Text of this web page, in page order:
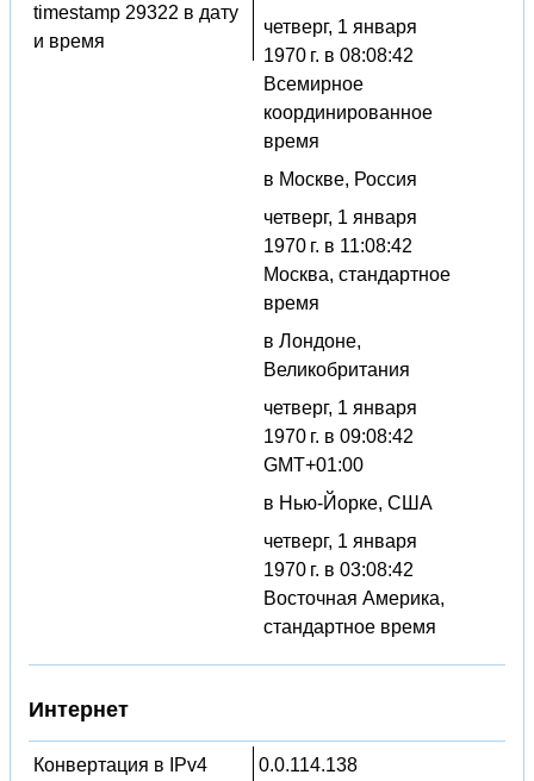
timestamp 29322 в дату
и время
четверг, 1 января
1970 г. в 08:08:42
Всемирное
координированное
время
в Москве, Россия
четверг, 1 января
1970 г. в 11:08:42
Москва, стандартное
время
в Лондоне,
Великобритания
четверг, 1 января
1970 г. в 09:08:42
GMT+01:00
в Нью-Йорке, США
четверг, 1 января
1970 г. в 03:08:42
Восточная Америка,
стандартное время
Интернет
Конвертация в IPv4
0.0.114.138